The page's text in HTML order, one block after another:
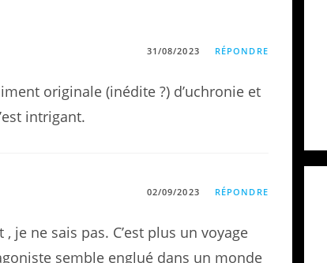
31/08/2023 RÉPONDRE
originale (inédite ?) d’uchronie et
intrigant.
02/09/2023 RÉPONDRE
je ne sais pas. C’est plus un voyage
semble englué dans un monde